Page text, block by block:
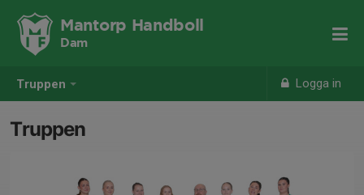
Truppen Logga in
Mantorp Handboll
Dam
Truppen